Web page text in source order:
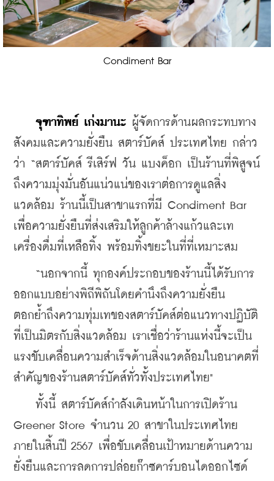
Condiment Bar
จุฑาทิพย์ เก่งมานะ ผู้จัดการด้านผลกระทบทาง
สังคมและความยั่งยืน สตาร์บัคส์ ประเทศไทย กล่าว
ว่า “สตาร์บัคส์ รีเสิร์ฟ วัน แบงค็อก เป็นร้านที่พิสูจน์
ถึงความมุ่งมั่นอันแน่วแน่ของเราต่อการดูแลสิ่ง
แวดล้อม ร้านนี้เป็นสาขาแรกที่มี Condiment Bar
เพื่อความยั่งยืนที่ส่งเสริมให้ลูกค้าล้างแก้วและเท
เครื่องดื่มที่เหลือทิ้ง พร้อมทิ้งขยะในที่ที่เหมาะสม
“นอกจากนี้ ทุกองค์ประกอบของร้านนี้ได้รับการ
ออกแบบอย่างพิถีพิถันโดยคำนึงถึงความยั่งยืน
ตอกย้ำถึงความทุ่มเทของสตาร์บัคส์ต่อแนวทางปฏิบัติ
ที่เป็นมิตรกับสิ่งแวดล้อม เราเชื่อว่าร้านแห่งนี้จะเป็น
แรงขับเคลื่อนความสำเร็จด้านสิ่งแวดล้อมในอนาคตที่
สำคัญของร้านสตาร์บัคส์ทั่วทั้งประเทศไทย"
ทั้งนี้ สตาร์บัคส์กำลังเดินหน้าในการเปิดร้าน
Greener Store จำนวน 20 สาขาในประเทศไทย
ภายในสิ้นปี 2567 เพื่อขับเคลื่อนเป้าหมายด้านความ
ยั่งยืนและการลดการปล่อยก๊าซคาร์บอนไดออกไซด์